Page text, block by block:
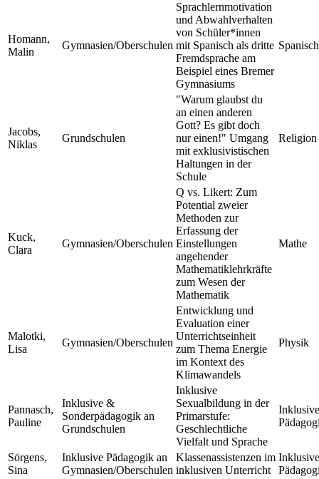
Homann,
Malin
Gymnasien/Oberschulen
Sprachlernmotivation
und Abwahlverhalten
von Schüler*innen
mit Spanisch als dritte
Fremdsprache am
Beispiel eines Bremer
Gymnasiums
Spanisch
Jacobs,
Niklas
Grundschulen
"Warum glaubst du
an einen anderen
Gott? Es gibt doch
nur einen!" Umgang
mit exklusivistischen
Haltungen in der
Schule
Religion
Kuck,
Clara
Gymnasien/Oberschulen
Q vs. Likert: Zum
Potential zweier
Methoden zur
Erfassung der
Einstellungen
angehender
Mathematiklehrkräfte
zum Wesen der
Mathematik
Mathe
Malotki,
Lisa
Gymnasien/Oberschulen
Entwicklung und
Evaluation einer
Unterrichtseinheit
zum Thema Energie
im Kontext des
Klimawandels
Physik
Pannasch,
Pauline
Inklusive &
Sonderpädagogik an
Grundschulen
Inklusive
Sexualbildung in der
Primarstufe:
Geschlechtliche
Vielfalt und Sprache
Inklusive
Sörgens,
Sina
Inklusive Pädagogik an
Gymnasien/Oberschulen
Klassenassistenzen im
inklusiven Unterricht
Inklusive